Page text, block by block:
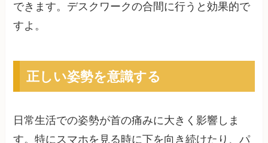
できます。デスクワークの合間に行うと効果的で
すよ。
正しい姿勢を意識する
日常生活での姿勢が首の痛みに大きく影響しま
す。特にスマホを見る時に下を向き続けたり、パ